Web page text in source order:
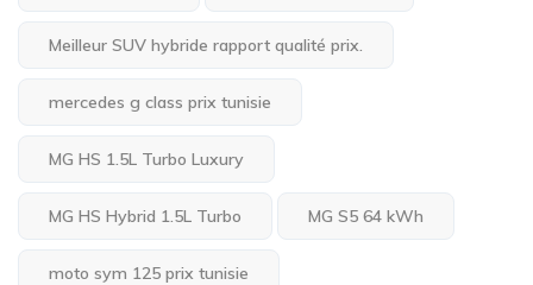
Meilleur SUV hybride rapport qualité prix.
mercedes g class prix tunisie
MG HS 1.5L Turbo Luxury
MG HS Hybrid 1.5L Turbo MG S5 64 kWh
moto sym 125 prix tunisie